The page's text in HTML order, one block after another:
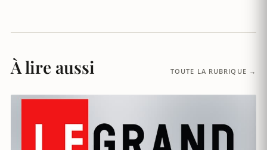
À lire aussi TOUTE LA RUBRIQUE →